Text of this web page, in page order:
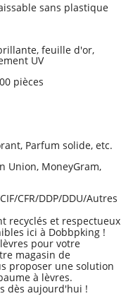
sans plastique
feuille d'or,
UV
pièces
Parfum solide, etc.
Union, MoneyGram,
CFR/DDP/DDU/Autres
recyclés et respectueux
ici à Dobbpking !
pour votre
magasin de
proposer une solution
à lèvres.
dès aujourd'hui !